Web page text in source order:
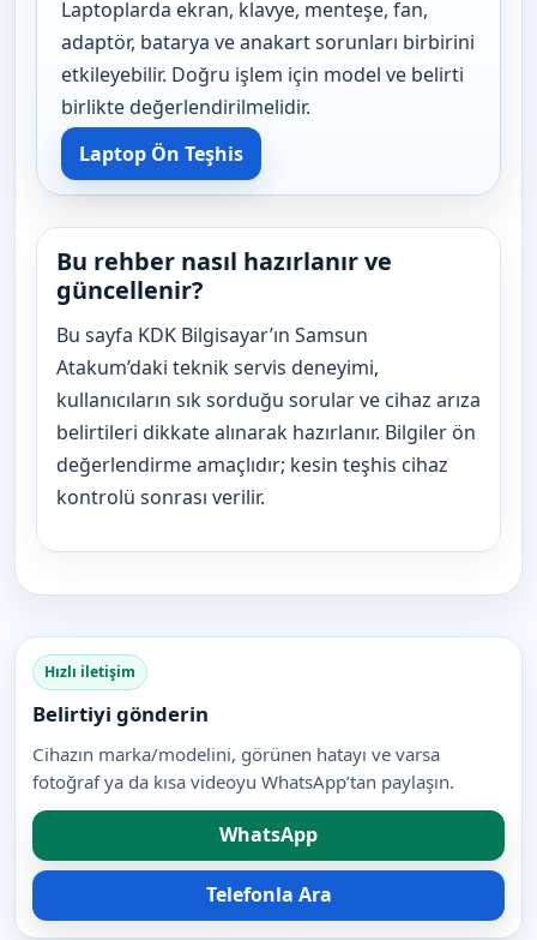
Laptoplarda ekran, klavye, menteşe, fan,
adaptör, batarya ve anakart sorunları birbirini
etkileyebilir. Doğru işlem için model ve belirti
birlikte değerlendirilmelidir.
Laptop Ön Teşhis
Bu rehber nasıl hazırlanır ve
güncellenir?
Bu sayfa KDK Bilgisayar’ın Samsun
Atakum’daki teknik servis deneyimi,
kullanıcıların sık sorduğu sorular ve cihaz arıza
belirtileri dikkate alınarak hazırlanır. Bilgiler ön
değerlendirme amaçlıdır; kesin teşhis cihaz
kontrolü sonrası verilir.
Hızlı iletişim
Belirtiyi gönderin
Cihazın marka/modelini, görünen hatayı ve varsa
fotoğraf ya da kısa videoyu WhatsApp’tan paylaşın.
WhatsApp
Telefonla Ara